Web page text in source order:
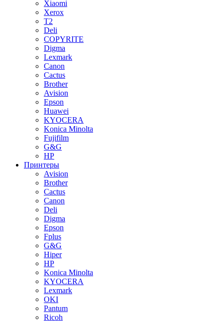
Xiaomi
Xerox
T2
Deli
COPYRITE
Digma
Lexmark
Canon
Cactus
Brother
Avision
Epson
Huawei
KYOCERA
Konica Minolta
Fujifilm
G&G
HP
Принтеры
Avision
Brother
Cactus
Canon
Deli
Digma
Epson
Fplus
G&G
Hiper
HP
Konica Minolta
KYOCERA
Lexmark
OKI
Pantum
Ricoh